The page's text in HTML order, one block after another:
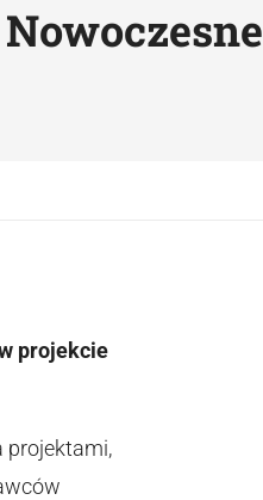
projekcie
projektami,